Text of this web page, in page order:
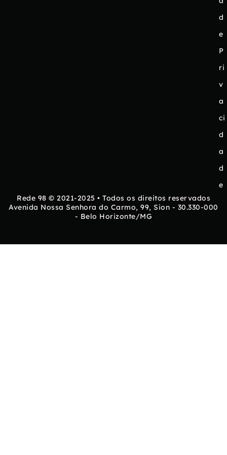
d
e
P
ri
v
a
ci
d
a
d
e
Rede 98 © 2021-2025 • Todos os direitos reservados
Avenida Nossa Senhora do Carmo, 99, Sion - 30.330-000
- Belo Horizonte/MG